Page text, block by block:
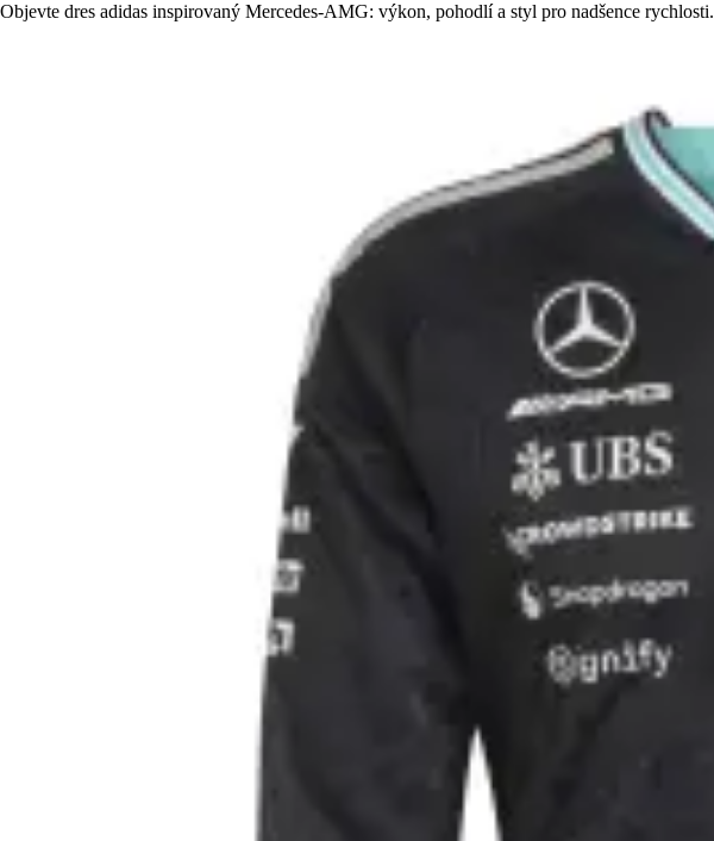
Objevte dres adidas inspirovaný Mercedes-AMG: výkon, pohodlí a styl pro nadšence rychlosti.